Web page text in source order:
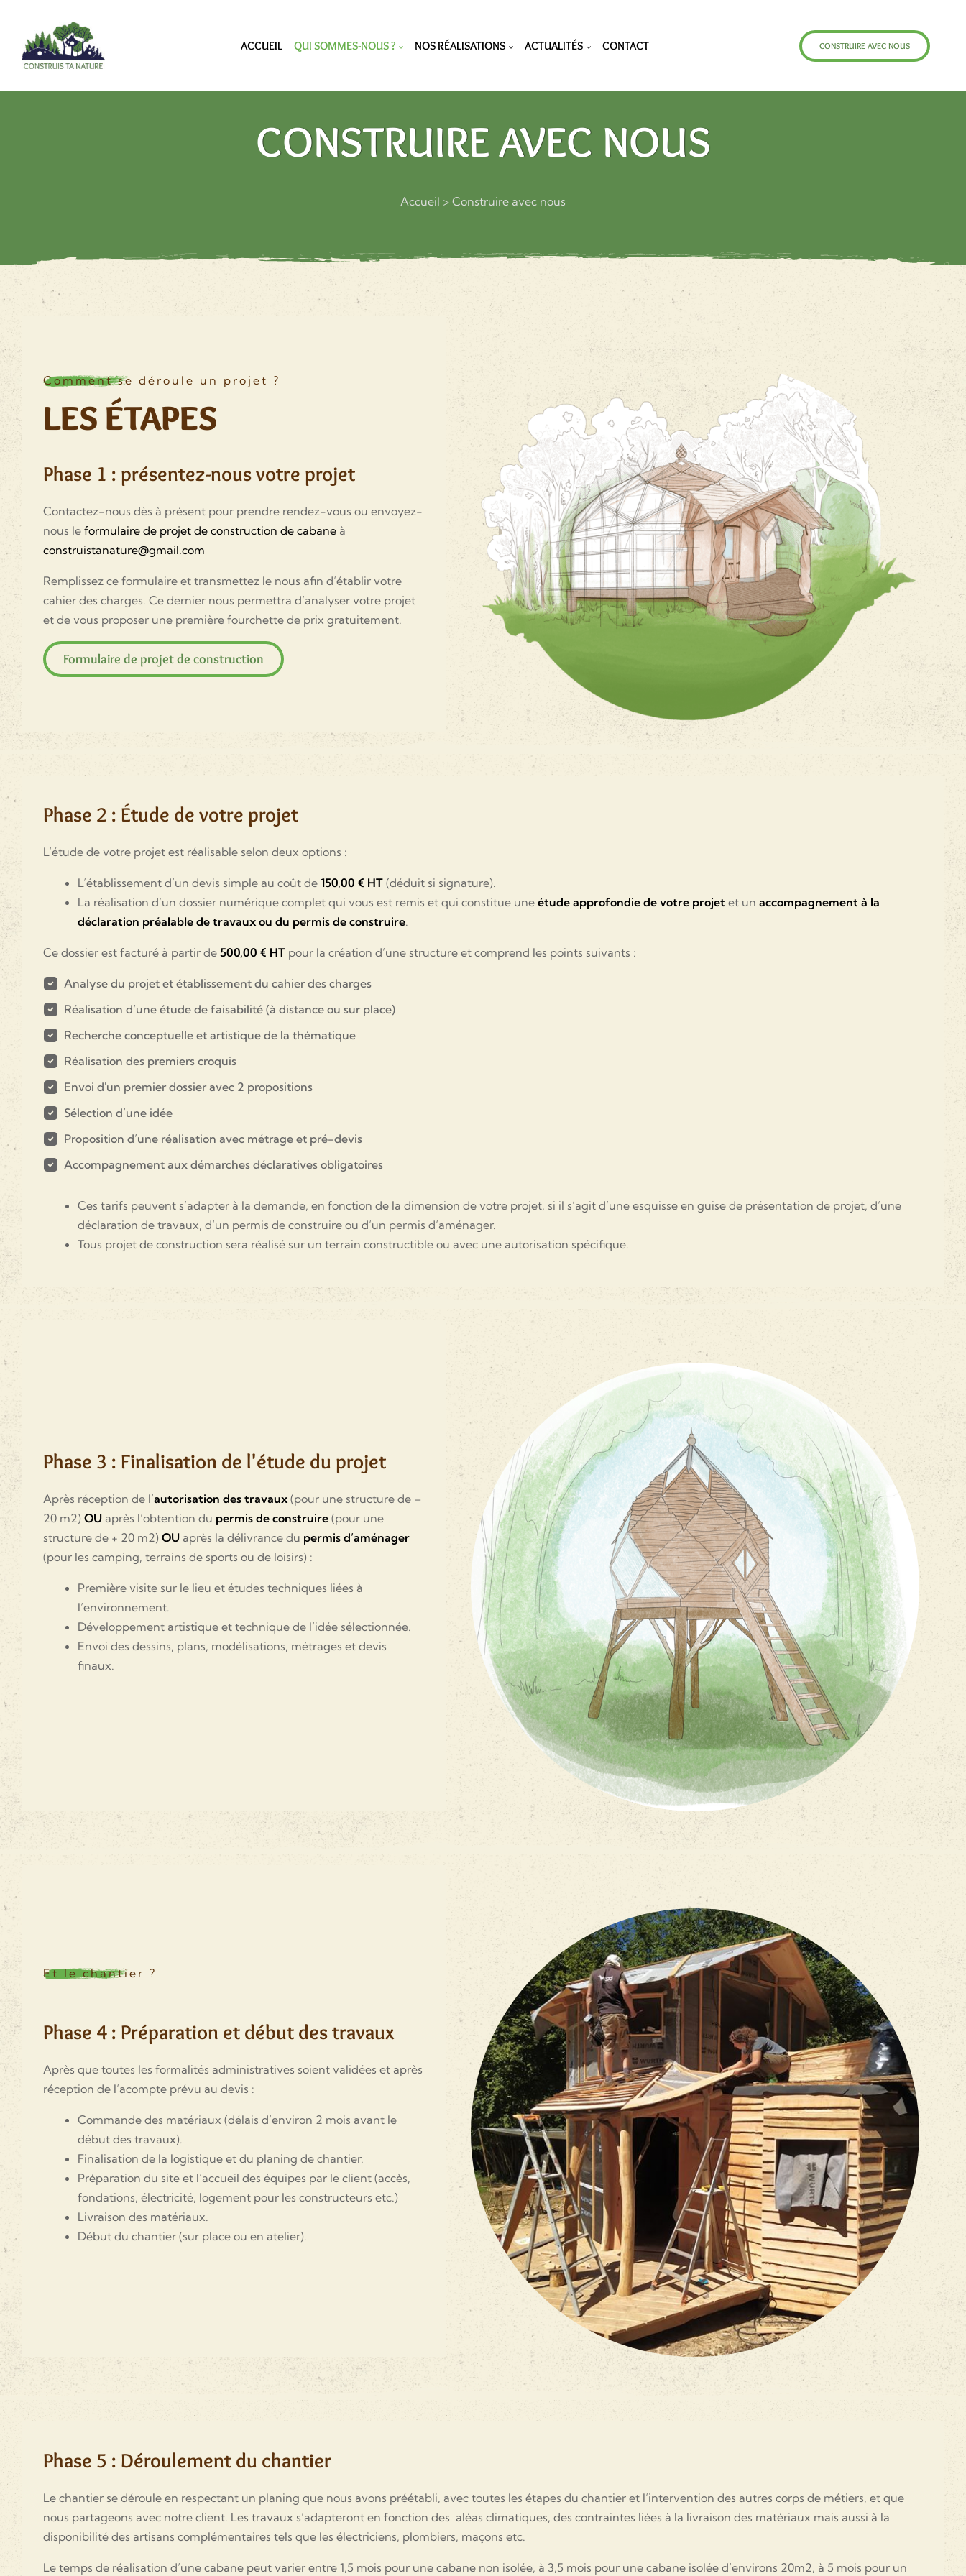
ACCUEIL QUI SOMMES-NOUS ? NOS RÉALISATIONS ACTUALITÉS CONTACT CONSTRUIRE AVEC NOUS
CONSTRUIRE AVEC NOUS
Accueil > Construire avec nous
Comment se déroule un projet ?
LES ÉTAPES
Phase 1 : présentez-nous votre projet
Contactez-nous dès à présent pour prendre rendez-vous ou envoyez-
nous le formulaire de projet de construction de cabane à
construistanature@gmail.com
Remplissez ce formulaire et transmettez le nous afin d’établir votre
cahier des charges. Ce dernier nous permettra d’analyser votre projet
et de vous proposer une première fourchette de prix gratuitement.
Formulaire de projet de construction
Phase 2 : Étude de votre projet
L’étude de votre projet est réalisable selon deux options :
L’établissement d’un devis simple au coût de 150,00 € HT (déduit si signature).
La réalisation d’un dossier numérique complet qui vous est remis et qui constitue une étude approfondie de votre projet et un accompagnement à la
déclaration préalable de travaux ou du permis de construire.
Ce dossier est facturé à partir de 500,00 € HT pour la création d’une structure et comprend les points suivants :
Analyse du projet et établissement du cahier des charges
Réalisation d’une étude de faisabilité (à distance ou sur place)
Recherche conceptuelle et artistique de la thématique
Réalisation des premiers croquis
Envoi d'un premier dossier avec 2 propositions
Sélection d’une idée
Proposition d’une réalisation avec métrage et pré-devis
Accompagnement aux démarches déclaratives obligatoires
Ces tarifs peuvent s’adapter à la demande, en fonction de la dimension de votre projet, si il s’agit d’une esquisse en guise de présentation de projet, d’une
déclaration de travaux, d’un permis de construire ou d’un permis d’aménager.
Tous projet de construction sera réalisé sur un terrain constructible ou avec une autorisation spécifique.
Phase 3 : Finalisation de l'étude du projet
Après réception de l’autorisation des travaux (pour une structure de –
20 m2) OU après l’obtention du permis de construire (pour une
structure de + 20 m2) OU après la délivrance du permis d’aménager
(pour les camping, terrains de sports ou de loisirs) :
Première visite sur le lieu et études techniques liées à
l’environnement.
Développement artistique et technique de l’idée sélectionnée.
Envoi des dessins, plans, modélisations, métrages et devis
finaux.
Et le chantier ?
Phase 4 : Préparation et début des travaux
Après que toutes les formalités administratives soient validées et après
réception de l’acompte prévu au devis :
Commande des matériaux (délais d’environ 2 mois avant le
début des travaux).
Finalisation de la logistique et du planing de chantier.
Préparation du site et l’accueil des équipes par le client (accès,
fondations, électricité, logement pour les constructeurs etc.)
Livraison des matériaux.
Début du chantier (sur place ou en atelier).
Phase 5 : Déroulement du chantier
Le chantier se déroule en respectant un planing que nous avons préétabli, avec toutes les étapes du chantier et l’intervention des autres corps de métiers, et que
nous partageons avec notre client. Les travaux s’adapteront en fonction des aléas climatiques, des contraintes liées à la livraison des matériaux mais aussi à la
disponibilité des artisans complémentaires tels que les électriciens, plombiers, maçons etc.
Le temps de réalisation d’une cabane peut varier entre 1,5 mois pour une cabane non isolée, à 3,5 mois pour une cabane isolée d’environs 20m2, à 5 mois pour un